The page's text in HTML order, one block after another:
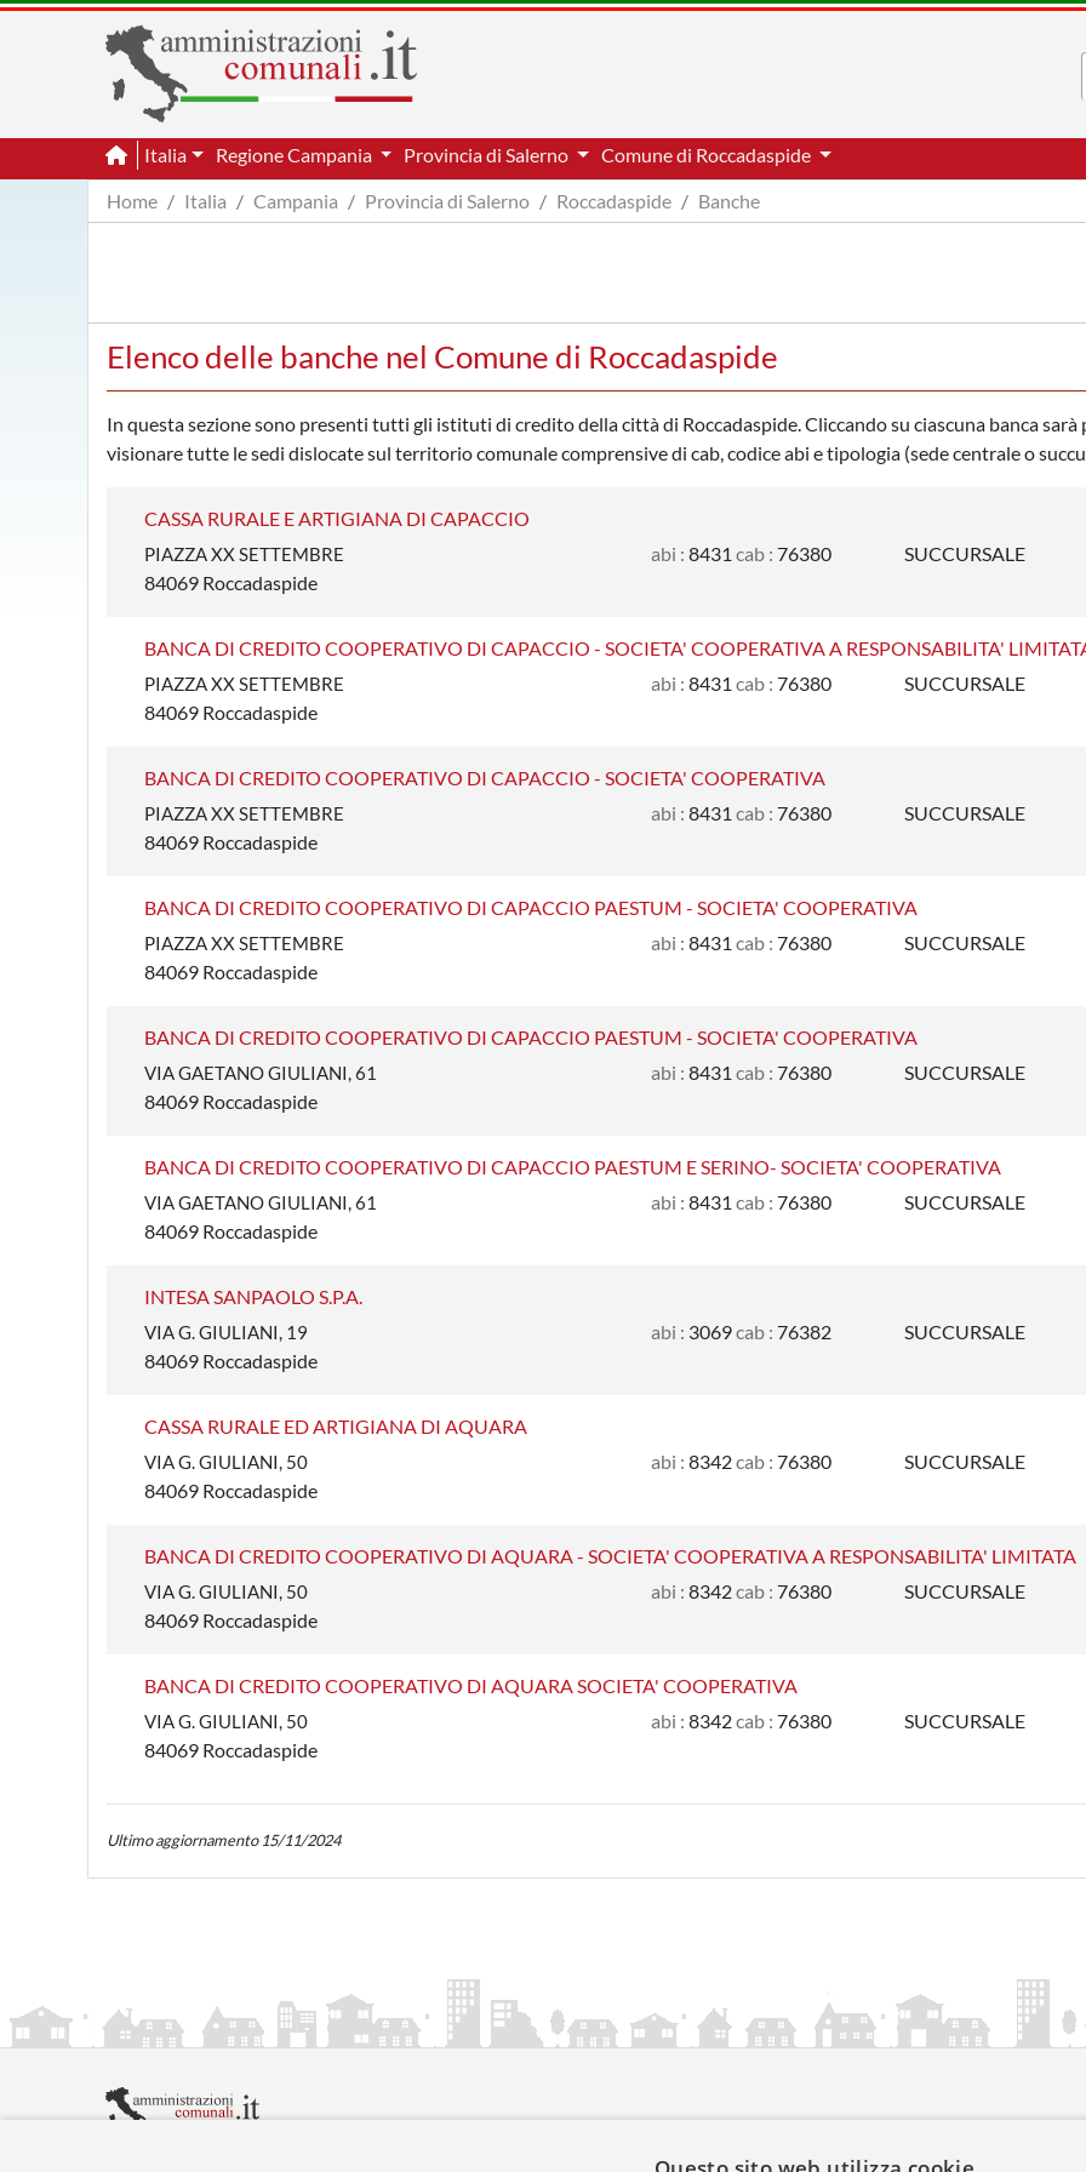
Italia Regione Campania Provincia di Salerno
Comune di Roccadaspide
Home
Italia Campania Provincia di Salerno Roccadaspide Banche
Elenco delle banche nel Comune di Roccadaspide
In questa sezione sono presenti tutti gli istituti di credito della città di Roccadaspide. Cliccando su ciascuna banca sarà
visionare tutte le sedi dislocate sul territorio comunale comprensive di cab, codice abi e tipologia (sede centrale o
CASSA RURALE E ARTIGIANA DI CAPACCIO
PIAZZA XX SETTEMBRE
84069 Roccadaspide
abi :8431cab :76380 SUCCURSALE
BANCA DI CREDITO COOPERATIVO DI CAPACCIO - SOCIETA' COOPERATIVA A RESPONSABILITA'
PIAZZA XX SETTEMBRE
84069 Roccadaspide
abi :8431cab :76380 SUCCURSALE
BANCA DI CREDITO COOPERATIVO DI CAPACCIO - SOCIETA' COOPERATIVA
PIAZZA XX SETTEMBRE
84069 Roccadaspide
abi :8431cab :76380 SUCCURSALE
BANCA DI CREDITO COOPERATIVO DI CAPACCIO PAESTUM - SOCIETA' COOPERATIVA
PIAZZA XX SETTEMBRE
84069 Roccadaspide
abi :8431cab :76380 SUCCURSALE
BANCA DI CREDITO COOPERATIVO DI CAPACCIO PAESTUM - SOCIETA' COOPERATIVA
VIA GAETANO GIULIANI, 61
84069 Roccadaspide
abi :8431cab :76380 SUCCURSALE
BANCA DI CREDITO COOPERATIVO DI CAPACCIO PAESTUM E SERINO- SOCIETA' COOPERATIVA
VIA GAETANO GIULIANI, 61
84069 Roccadaspide
abi :8431cab :76380 SUCCURSALE
INTESA SANPAOLO S.P.A.
VIA G. GIULIANI, 19
84069 Roccadaspide
abi : 3069cab :76382 SUCCURSALE
CASSA RURALE ED ARTIGIANA DI AQUARA
VIA G. GIULIANI, 50
84069 Roccadaspide
abi :8342cab :76380 SUCCURSALE
BANCA DI CREDITO COOPERATIVO DI AQUARA - SOCIETA' COOPERATIVA A RESPONSABILITA' LIMITATA
VIA G. GIULIANI, 50
84069 Roccadaspide
abi :8342cab :76380 SUCCURSALE
BANCA DI CREDITO COOPERATIVO DI AQUARA SOCIETA' COOPERATIVA
VIA G. GIULIANI, 50
84069 Roccadaspide
abi :8342cab :76380 SUCCURSALE
Ultimo aggiornamento 15/11/2024